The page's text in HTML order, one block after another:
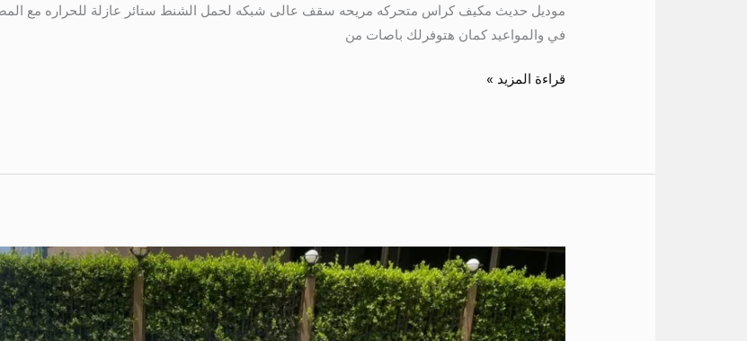
موديل حديث مكيف كراس متحركه مريحه سقف عالى شبكه لحمل الشنط ستائر عازلة للحراره مع
في والمواعيد كمان هتوفرلك باصات من
قراءة المزيد »
هيونداى
اتش
وان
7